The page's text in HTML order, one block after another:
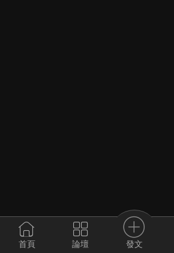
首頁 論壇 發文